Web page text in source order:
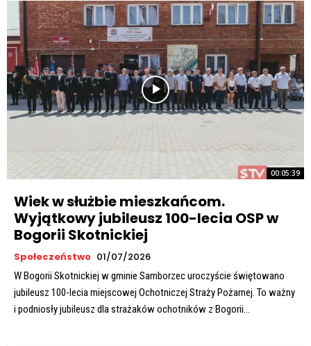
00:05:39
Wiek w służbie mieszkańcom.
Wyjątkowy jubileusz 100-lecia OSP w
Bogorii Skotnickiej
Społeczeństwo 01/07/2026
W Bogorii Skotnickiej w gminie Samborzec uroczyście świętowano
jubileusz 100-lecia miejscowej Ochotniczej Straży Pożarnej. To ważny
i podniosły jubileusz dla strażaków ochotników z Bogorii...